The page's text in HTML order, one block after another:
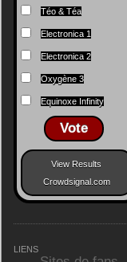
Téo & Téa
Electronica 1
Electronica 2
Oxygène 3
Equinoxe Infinity
Vote
View Results
Crowdsignal.com
LIENS